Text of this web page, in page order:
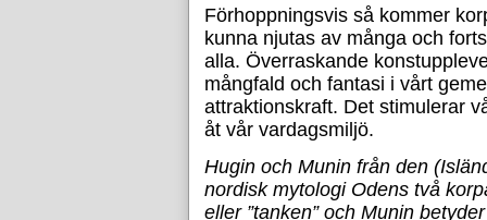
Förhoppningsvis så kommer
kunna njutas av många och
alla. Överraskande
mångfald och fantasi i vårt
attraktionskraft. Det stimulerar
åt vår vardagsmiljö.
Hugin och Munin från den
nordisk mytologi Odens två
eller ”tanken” och Munin